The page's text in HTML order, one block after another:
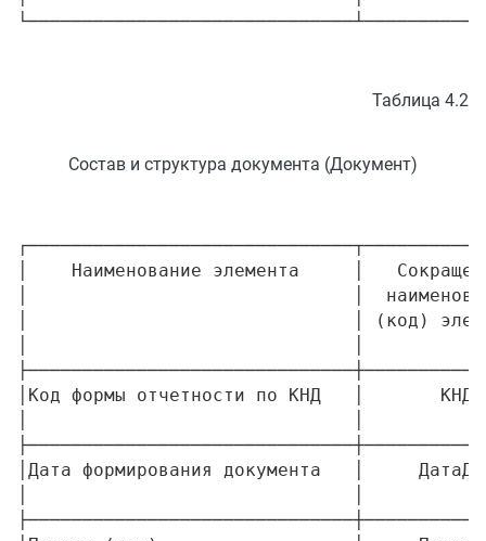
Таблица 4.2
Состав и структура документа (Документ)
┌──────────────────────────────┬─────────────────┬─────────┬───────────┬───────────┬─────────────────────────────┐
│    Наименование элемента     │   Сокращенное   │ Признак │  Формат   │Признак    │  Дополнительная информация  │
│                              │  наименование   │  типа   │ элемента  │обяза-     │                             │
│                              │ (код) элемента  │элемента │           │тельности  │                             │
│                              │                 │         │           │элемента   │                             │
├──────────────────────────────┼─────────────────┼─────────┼───────────┼───────────┼─────────────────────────────┤
│Код формы отчетности по КНД   │       КНД       │    А    │   T(=7)   │    ОК     │Типовой элемент <КНДТип>     │
│                              │                 │         │           │           │Принимает значение: 1152016  │
├──────────────────────────────┼─────────────────┼─────────┼───────────┼───────────┼─────────────────────────────┤
│Дата формирования документа   │     ДатаДок     │    А    │  T(=10)   │     О     │Типовой элемент <ДатаТип>    │
│                              │                 │         │           │           │Дата в формате ДД.ММ.ГГГГ    │
├──────────────────────────────┼─────────────────┼─────────┼───────────┼───────────┼─────────────────────────────┤
│Период (код)                  │     Период      │    А    │   T(=2)   │    ОК     │Принимает значение:          │
│                              │                 │         │           │           │21 - I квартал |             │
│                              │                 │         │           │           │22 - II квартал |            │
│                              │                 │         │           │           │23 - III квартал |           │
│                              │                 │         │           │           │24 - IV квартал |            │
│                              │                 │         │           │           │51 - I квартал при           │
│                              │                 │         │           │           │     реорганизации           │
│                              │                 │         │           │           │     (ликвидации)            │
│                              │                 │         │           │           │     организации |           │
│                              │                 │         │           │           │54 - II квартал при          │
│                              │                 │         │           │           │     реорганизации           │
│                              │                 │         │           │           │     (ликвидации)            │
│                              │                 │         │           │           │     организации |           │
│                              │                 │         │           │           │55 - III квартал при         │
│                              │                 │         │           │           │     реорганизации           │
│                              │                 │         │           │           │     (ликвидации)            │
│                              │                 │         │           │           │     организации |           │
│                              │                 │         │           │           │56 - IV квартал при          │
│                              │                 │         │           │           │     реорганизации           │
│                              │                 │         │           │           │     (ликвидации)